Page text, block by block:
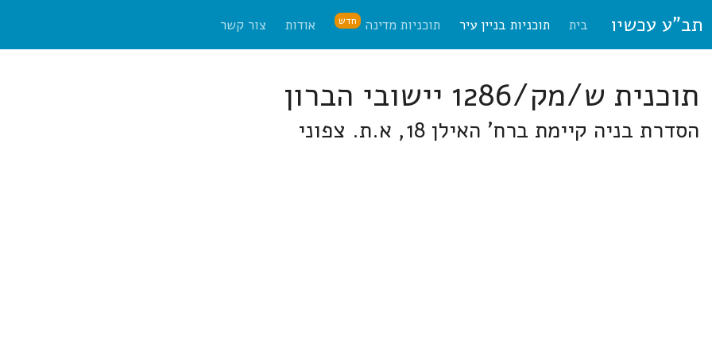
תב"ע עכשיו בית תוכניות בניין עיר תוכניות מדינה חדש אודות צור קשר
תוכנית ש/מק/1286 יישובי הברון
הסדרת בניה קיימת ברח' האילן 18, א.ת. צפוני